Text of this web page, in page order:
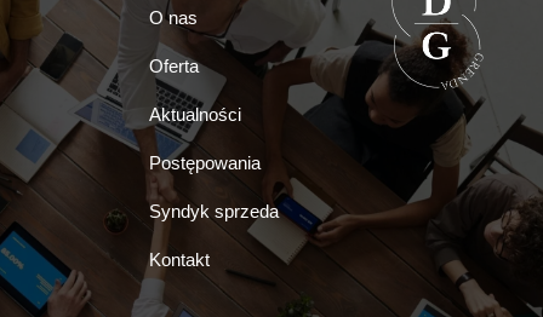
O nas
Oferta
Aktualności
Postępowania
Syndyk sprzeda
Kontakt